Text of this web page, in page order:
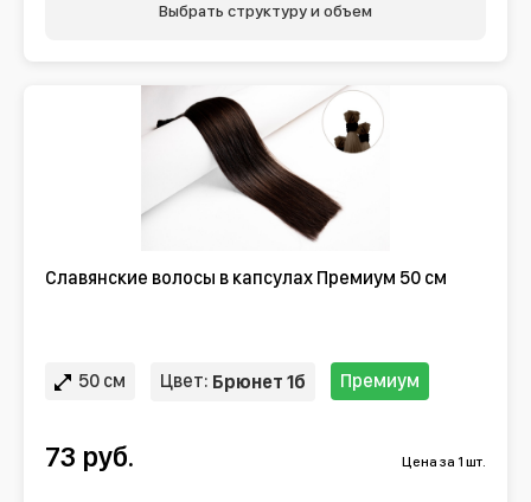
Выбрать структуру и объем
Славянские волосы в капсулах Премиум 50 см
50 см Цвет: Брюнет 1б Премиум
73 руб. Цена за 1 шт.